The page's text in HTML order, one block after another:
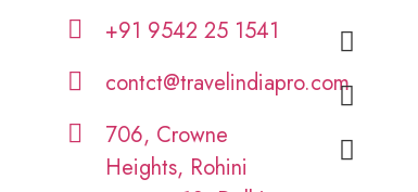
+91 9542 25 1541
contct@travelindiapro.com
706, Crowne
Heights, Rohini